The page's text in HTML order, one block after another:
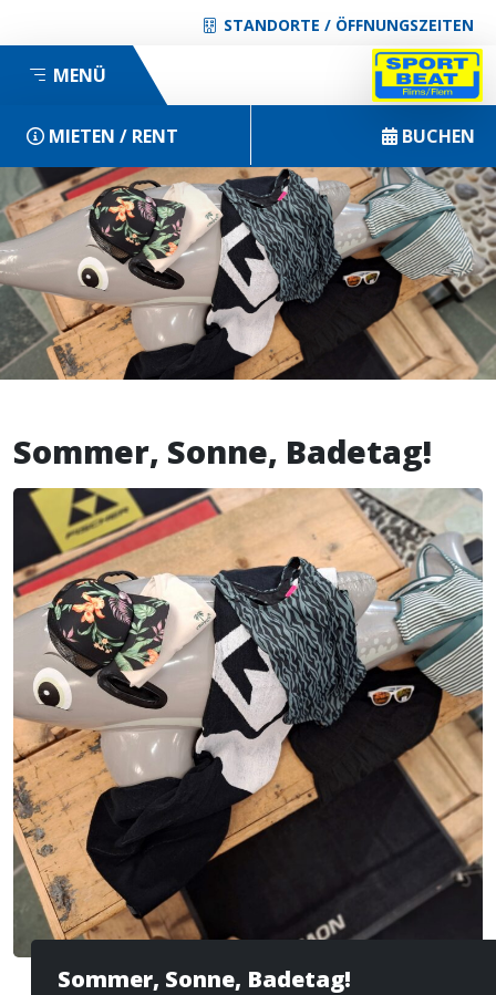
STANDORTE / ÖFFNUNGSZEITEN
MENÜ
MIETEN / RENT BUCHEN
Sommer, Sonne, Badetag!
Sommer, Sonne, Badetag!